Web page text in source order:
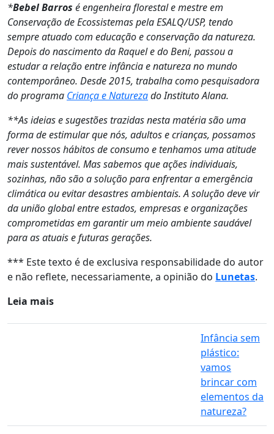
*Bebel Barros é engenheira florestal e mestre em
Conservação de Ecossistemas pela ESALQ/USP, tendo
sempre atuado com educação e conservação da natureza.
Depois do nascimento da Raquel e do Beni, passou a
estudar a relação entre infância e natureza no mundo
contemporâneo. Desde 2015, trabalha como pesquisadora
do programa Criança e Naturezado Instituto Alana.
**As ideias e sugestões trazidas nesta matéria são uma
forma de estimular que nós, adultos e crianças, possamos
rever nossos hábitos de consumo e tenhamos uma atitude
mais sustentável. Mas sabemos que ações individuais,
sozinhas, não são a solução para enfrentar a emergência
climática ou evitar desastres ambientais. A solução deve vir
da união global entre estados, empresas e organizações
comprometidas em garantir um meio ambiente saudável
para as atuais e futuras gerações.
*** Este texto é de exclusiva responsabilidade do autor
e não reflete, necessariamente, a opinião do Lunetas.
Leia mais
Infância sem
plástico:
vamos
brincar com
elementos da
natureza?